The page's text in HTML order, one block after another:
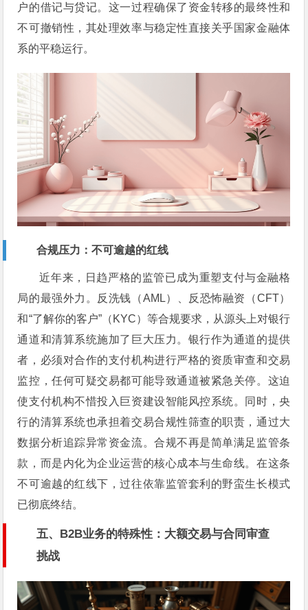
户的借记与贷记。这一过程确保了资金转移的最终性和
不可撤销性，其处理效率与稳定性直接关乎国家金融体
系的平稳运行。
合规压力：不可逾越的红线
近年来，日趋严格的监管已成为重塑支付与金融格
局的最强外力。反洗钱（AML）、反恐怖融资（CFT）
和“了解你的客户”（KYC）等合规要求，从源头上对银行
通道和清算系统施加了巨大压力。银行作为通道的提供
者，必须对合作的支付机构进行严格的资质审查和交易
监控，任何可疑交易都可能导致通道被紧急关停。这迫
使支付机构不惜投入巨资建设智能风控系统。同时，央
行的清算系统也承担着交易合规性筛查的职责，通过大
数据分析追踪异常资金流。合规不再是简单满足监管条
款，而是内化为企业运营的核心成本与生命线。在这条
不可逾越的红线下，过往依靠监管套利的野蛮生长模式
已彻底终结。
五、B2B业务的特殊性：大额交易与合同审查
挑战